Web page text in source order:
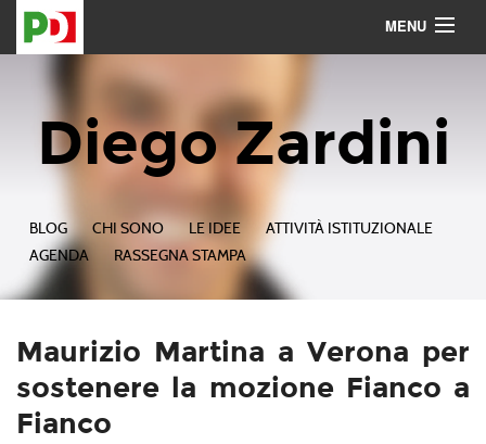
MENU
Diego Zardini
BLOG CHI SONO LE IDEE
ATTIVITÀ ISTITUZIONALE
AGENDA
RASSEGNA STAMPA
Maurizio Martina a Verona per
sostenere la mozione Fianco a
Fianco